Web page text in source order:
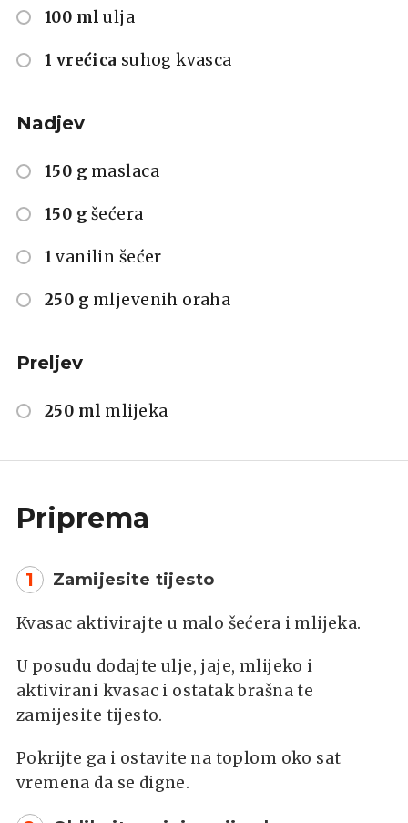
100 ml ulja
1 vrećica suhog kvasca
Nadjev
150 g maslaca
150 g šećera
1 vanilin šećer
250 g mljevenih oraha
Preljev
250 ml mlijeka
Priprema
1 Zamijesite tijesto
Kvasac aktivirajte u malo šećera i mlijeka.
U posudu dodajte ulje, jaje, mlijeko i
aktivirani kvasac i ostatak brašna te
zamijesite tijesto.
Pokrijte ga i ostavite na toplom oko sat
vremena da se digne.